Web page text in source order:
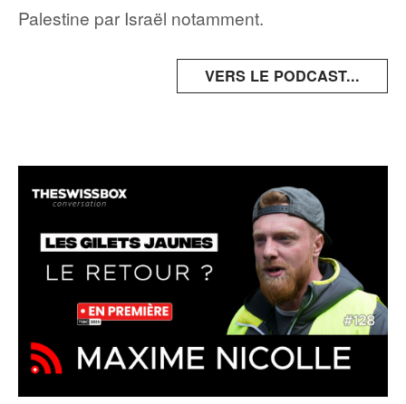
Palestine par Israël notamment.
VERS LE PODCAST...